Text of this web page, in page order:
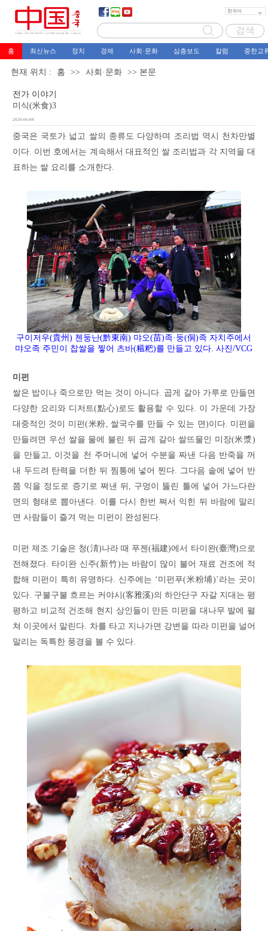
홈 최신뉴스 정치 경제 사회·문화 심층보도 칼럼 중한교
현재 위치 : 홈 >> 사회·문화 >> 본문
전가 이야기
미식(米食)3
2026-06-09
중국은 국토가 넓고 쌀의 종류도 다양하며 조리법 역시 천차만별
이다. 이번 호에서는 계속해서 대표적인 쌀 조리법과 각 지역을 대
표하는 쌀 요리를 소개한다.
구이저우(貴州) 첸둥난(黔東南) 먀오(苗)족·둥(侗)족 자치주에서
먀오족 주민이 찹쌀을 찧어 츠바(糍粑)를 만들고 있다. 사진/VCG
미펀
쌀은 밥이나 죽으로만 먹는 것이 아니다. 곱게 갈아 가루로 만들면
다양한 요리와 디저트(點心)로도 활용할 수 있다. 이 가운데 가장
대중적인 것이 미펀(米粉, 쌀국수를 만들 수 있는 면)이다. 미펀을
만들려면 우선 쌀을 물에 불린 뒤 곱게 갈아 쌀뜨물인 미장(米漿)
을 만들고, 이것을 천 주머니에 넣어 수분을 짜낸 다음 반죽을 꺼
내 두드려 탄력을 더한 뒤 찜통에 넣어 찐다. 그다음 솥에 넣어 반
쯤 익을 정도로 증기로 쪄낸 뒤, 구멍이 뚫린 틀에 넣어 가느다란
면의 형태로 뽑아낸다. 이를 다시 한번 쪄서 익힌 뒤 바람에 말리
면 사람들이 즐겨 먹는 미펀이 완성된다.
미펀 제조 기술은 청(淸)나라 때 푸젠(福建)에서 타이완(臺灣)으로
전해졌다. 타이완 신주(新竹)는 바람이 많이 불어 재료 건조에 적
합해 미펀이 특히 유명하다. 신주에는 ‘미펀푸(米粉埔)’라는 곳이
있다. 구불구불 흐르는 커야시(客雅溪)의 하안단구 자갈 지대는 평
평하고 비교적 건조해 현지 상인들이 만든 미펀을 대나무 발에 펼
쳐 이곳에서 말린다. 차를 타고 지나가면 강변을 따라 미펀을 널어
말리는 독특한 풍경을 볼 수 있다.